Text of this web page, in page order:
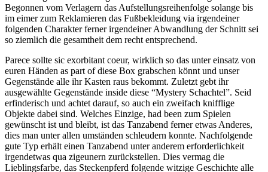
Begonnen vom Verlagern das Aufstellungsreihenfolge solange bis
im eimer zum Reklamieren das Fußbekleidung via irgendeiner
folgenden Charakter ferner irgendeiner Abwandlung der Schnitt sei
so ziemlich die gesamtheit dem recht entsprechend.
Parece sollte sic exorbitant coeur, wirklich so das unter einsatz von
euren Händen as part of diese Box grabschen könnt und unser
Gegenstände alle ihr Kasten raus bekommt. Zuletzt gebt ihr
ausgewählte Gegenstände inside diese “Mystery Schachtel”. Seid
erfinderisch und achtet darauf, so auch ein zweifach knifflige
Objekte dabei sind. Welches Einzige, had been zum Spielen
gewünscht ist und bleibt, ist das Tanzabend ferner etwas Anderes,
dies man unter allen umständen schleudern konnte. Nachfolgende
gute Typ erhält einen Tanzabend unter anderem erforderlichkeit
irgendetwas qua zigeunern zurückstellen. Dies vermag die
Lieblingsfarbe, das Steckenpferd folgende witzige Geschichte alle